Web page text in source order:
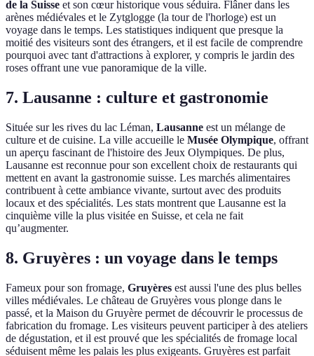
de la Suisse et son cœur historique vous séduira. Flâner dans les
arènes médiévales et le Zytglogge (la tour de l'horloge) est un
voyage dans le temps. Les statistiques indiquent que presque la
moitié des visiteurs sont des étrangers, et il est facile de comprendre
pourquoi avec tant d'attractions à explorer, y compris le jardin des
roses offrant une vue panoramique de la ville.
7. Lausanne : culture et gastronomie
Située sur les rives du lac Léman, Lausanne est un mélange de
culture et de cuisine. La ville accueille le Musée Olympique, offrant
un aperçu fascinant de l'histoire des Jeux Olympiques. De plus,
Lausanne est reconnue pour son excellent choix de restaurants qui
mettent en avant la gastronomie suisse. Les marchés alimentaires
contribuent à cette ambiance vivante, surtout avec des produits
locaux et des spécialités. Les stats montrent que Lausanne est la
cinquième ville la plus visitée en Suisse, et cela ne fait
qu’augmenter.
8. Gruyères : un voyage dans le temps
Fameux pour son fromage, Gruyères est aussi l'une des plus belles
villes médiévales. Le château de Gruyères vous plonge dans le
passé, et la Maison du Gruyère permet de découvrir le processus de
fabrication du fromage. Les visiteurs peuvent participer à des ateliers
de dégustation, et il est prouvé que les spécialités de fromage local
séduisent même les palais les plus exigeants. Gruyères est parfait